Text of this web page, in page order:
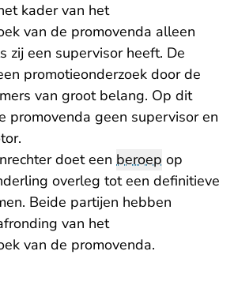
kader van het
van de promovenda alleen
zij een supervisor heeft. De
promotieonderzoek door de
van groot belang. Op dit
promovenda geen supervisor en
doet een beroep op
overleg tot een definitieve
Beide partijen hebben
van het
van de promovenda.